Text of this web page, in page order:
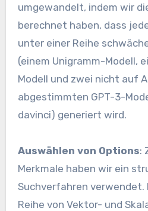
umgewandelt, indem wir
berechnet haben, dass
unter einer Reihe
(einem Unigramm-Modell,
Modell und zwei nicht auf
abgestimmten GPT-3-
davinci) generiert wird.
Auswählen von Options:
Merkmale haben wir ein
Suchverfahren verwendet.
Reihe von Vektor- und